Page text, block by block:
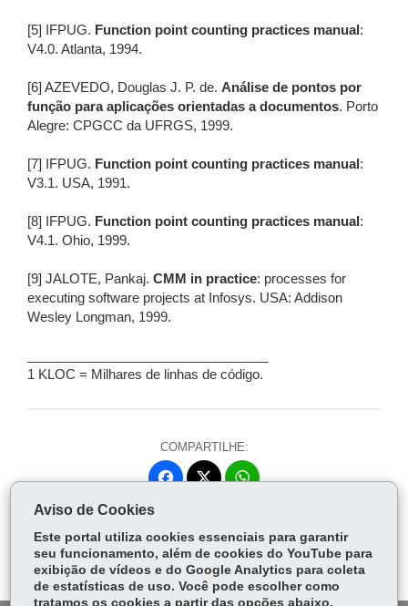
[5] IFPUG. Function point counting practices manual :
V4.0. Atlanta, 1994.
[6] AZEVEDO, Douglas J. P. de. Análise de pontos por
função para aplicações orientadas a documentos. Porto
Alegre: CPGCC da UFRGS, 1999.
[7] IFPUG. Function point counting practices manual :
V3.1. USA, 1991.
[8] IFPUG. Function point counting practices manual :
V4.1. Ohio, 1999.
[9] JALOTE, Pankaj. CMM in practice: processes for
executing software projects at Infosys. USA: Addison
Wesley Longman, 1999.
1 KLOC = Milhares de linhas de código.
COMPARTILHE:
Fa
ok
itt
er
W
Ap
p
Aviso de Cookies
Este portal utiliza cookies essenciais para garantir
seu funcionamento, além de cookies do YouTube para
exibição de vídeos e do Google Analytics para coleta
de estatísticas de uso. Você pode escolher como
tratamos os cookies a partir das opções abaixo.